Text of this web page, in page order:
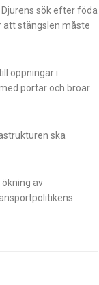
sök efter föda
att stängslen måste
öppningar i
portar och broar
ska
av